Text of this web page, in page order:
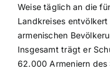
Weise täglich an die
Landkreises
armenischen
Insgesamt trägt er
62.000 Armeniern des